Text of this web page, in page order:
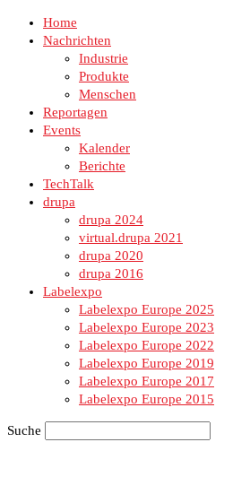
Home
Nachrichten
Industrie
Produkte
Menschen
Reportagen
Events
Kalender
Berichte
TechTalk
drupa
drupa 2024
virtual.drupa 2021
drupa 2020
drupa 2016
Labelexpo
Labelexpo Europe 2025
Labelexpo Europe 2023
Labelexpo Europe 2022
Labelexpo Europe 2019
Labelexpo Europe 2017
Labelexpo Europe 2015
Suche